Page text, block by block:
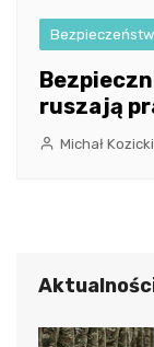
ruszają
Michał Kozicki